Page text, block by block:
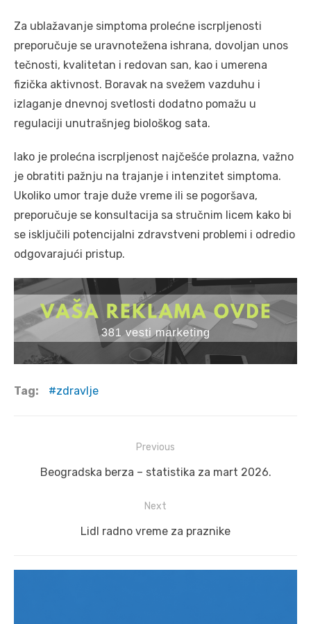
Za ublažavanje simptoma prolećne iscrpljenosti
preporučuje se uravnotežena ishrana, dovoljan unos
tečnosti, kvalitetan i redovan san, kao i umerena
fizička aktivnost. Boravak na svežem vazduhu i
izlaganje dnevnoj svetlosti dodatno pomažu u
regulaciji unutrašnjeg biološkog sata.
Iako je prolećna iscrpljenost najčešće prolazna, važno
je obratiti pažnju na trajanje i intenzitet simptoma.
Ukoliko umor traje duže vreme ili se pogoršava,
preporučuje se konsultacija sa stručnim licem kako bi
se isključili potencijalni zdravstveni problemi i odredio
odgovarajući pristup.
Tag: zdravlje
navigation
Previous
Previous
Beogradska berza – statistika za mart 2026.
Next
Next
Lidl radno vreme za praznike